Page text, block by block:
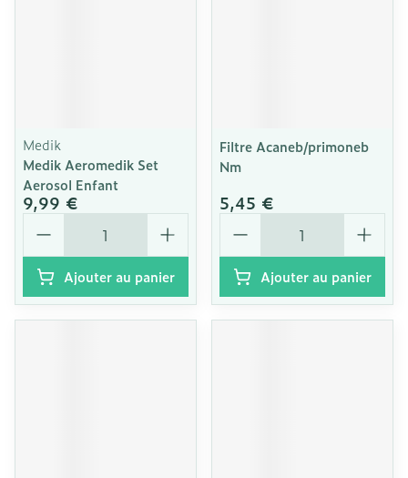
Medik
Medik Aeromedik Set
Aerosol Enfant
9,99 €
Quantité
Ajouter au panier
Filtre Acaneb/primoneb
Nm
5,45 €
Quantité
Ajouter au panier